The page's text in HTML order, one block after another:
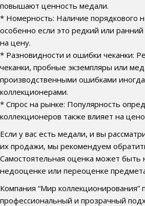
повышают ценность медали.
* Номерность: Наличие порядкового
особенно если это редкий или
на цену.
* Разновидности и ошибки чеканки:
чеканки, пробные экземпляры или
производственными ошибками
коллекционерами.
* Спрос на рынке: Популярность
коллекционеров также влияет на
Если у вас есть медали, и вы
их продажи, мы рекомендуем
Самостоятельная оценка может быть
недооценке или переоценке
Компания “Мир коллекционирования”
профессиональный и прозрачный